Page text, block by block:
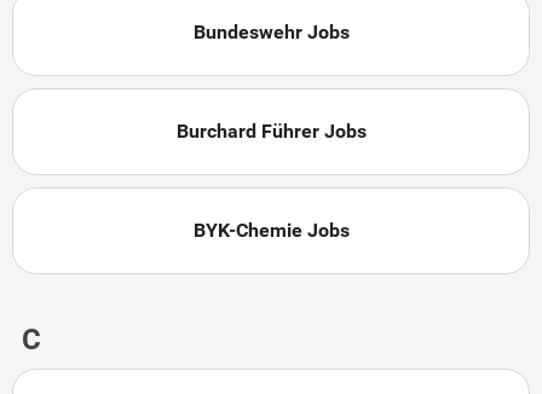
Bundeswehr Jobs
Burchard Führer Jobs
BYK-Chemie Jobs
C